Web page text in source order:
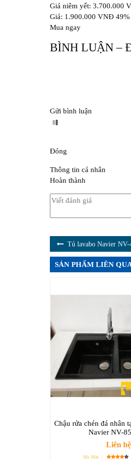
Giá niêm yết: 3.700.000
Giá: 1.900.000 VNĐ 49%
Mua ngay
BÌNH LUẬN –
Gửi bình luận
Đóng
Thông tin cá nhân
Hoàn thành
Tủ lavabo Navier NV-
SẢN PHẨM LIÊN
Chậu rửa chén đá nhân
Navier NV-
Liên hệ
Ms Mai